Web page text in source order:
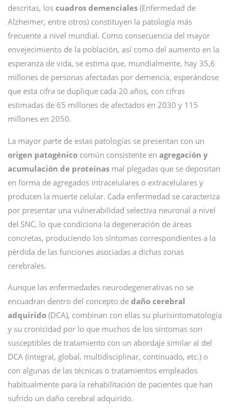
descritas, los cuadros demenciales (Enfermedad de
Alzheimer, entre otros) constituyen la patología más
frecuente a nivel mundial. Como consecuencia del mayor
envejecimiento de la población, así como del aumento en la
esperanza de vida, se estima que, mundialmente, hay 35,6
millones de personas afectadas por demencia, esperándose
que esta cifra se duplique cada 20 años, con cifras
estimadas de 65 millones de afectados en 2030 y 115
millones en 2050.
La mayor parte de estas patologías se presentan con un
origen patogénico común consistente en agregación y
acumulación de proteínas mal plegadas que se depositan
en forma de agregados intracelulares o ex­tracelulares y
producen la muerte celular. Cada enfermedad se caracteriza
por presentar una vulnerabilidad selectiva neuronal a nivel
del SNC, lo que condiciona la degeneración de áreas
concretas, produciendo los síntomas correspondientes a la
pérdida de las funciones asociadas a dichas zonas
cerebrales.
Aunque las enfermedades neurodegenerativas no se
encuadran dentro del concepto de daño cerebral
adquirido (DCA), combinan con ellas su plurisintomatología
y su cronicidad por lo que muchos de los síntomas son
susceptibles de tratamiento con un abordaje similar al del
DCA (integral, global, multidisciplinar, continuado, etc.) o
con algunas de las técnicas o tratamientos empleados
habitualmente para la rehabilitación de pacientes que han
sufrido un daño cerebral adquirido.